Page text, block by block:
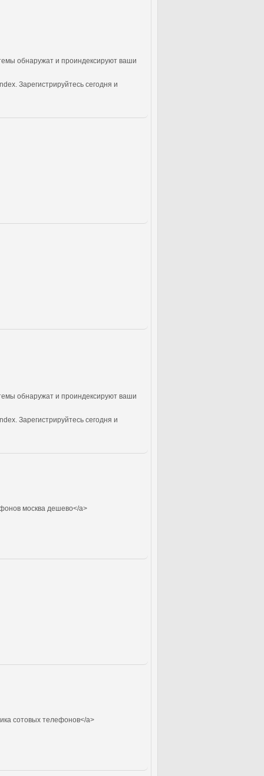
обнаружат и проиндексируют ваши
Зарегистрируйтесь сегодня и
обнаружат и проиндексируют ваши
Зарегистрируйтесь сегодня и
москва дешево</a>
сотовых телефонов</a>